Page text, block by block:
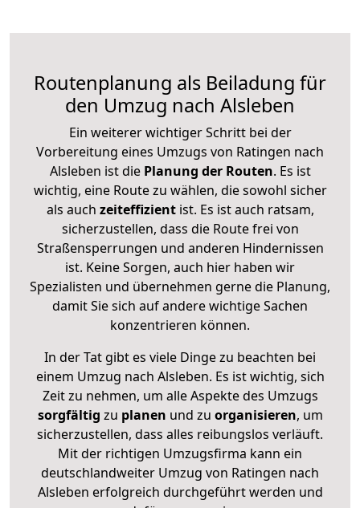
Routenplanung als Beiladung für
den Umzug nach Alsleben
Ein weiterer wichtiger Schritt bei der
Vorbereitung eines Umzugs von Ratingen nach
Alsleben ist diePlanung der Routen. Es ist
wichtig, eine Route zu wählen, die sowohl sicher
als auch zeiteffizientist. Es ist auch ratsam,
sicherzustellen, dass die Route frei von
Straßensperrungen und anderen Hindernissen
ist. Keine Sorgen, auch hier haben wir
Spezialisten und übernehmen gerne die Planung,
damit Sie sich auf andere wichtige Sachen
konzentrieren können.
In der Tat gibt es viele Dinge zu beachten bei
einem Umzug nach Alsleben. Es ist wichtig, sich
Zeit zu nehmen, um alle Aspekte des Umzugs
sorgfältig zu planen und zu organisieren, um
sicherzustellen, dass alles reibungslos verläuft.
Mit der richtigen Umzugsfirma kann ein
deutschlandweiter Umzug von Ratingen nach
Alsleben erfolgreich durchgeführt werden und